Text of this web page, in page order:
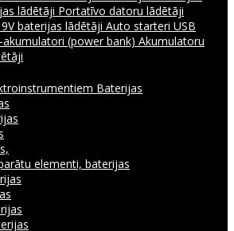
lādētāji Portatīvo datoru lādētāji
9V baterijas lādētāji Auto starteri USB
(power bank) Akumulatoru
Baterijas
elementi, baterijas